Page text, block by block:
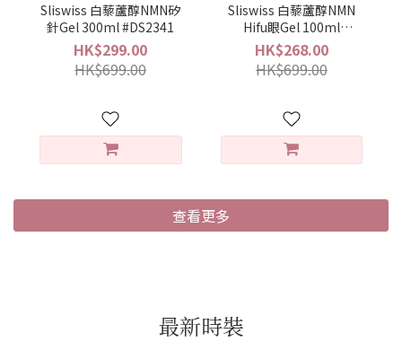
Sliswiss 白藜蘆醇NMN矽
針Gel 300ml #DS2341
HK$299.00
HK$699.00
Sliswiss 白藜蘆醇NMN
Hifu眼Gel 100ml
#DS2340
HK$268.00
HK$699.00
查看更多
最新時裝